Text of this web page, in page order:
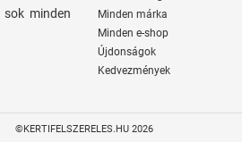
minden
Minden márka
Minden e-shop
Újdonságok
Kedvezmények
©KERTIFELSZERELES.HU 2026